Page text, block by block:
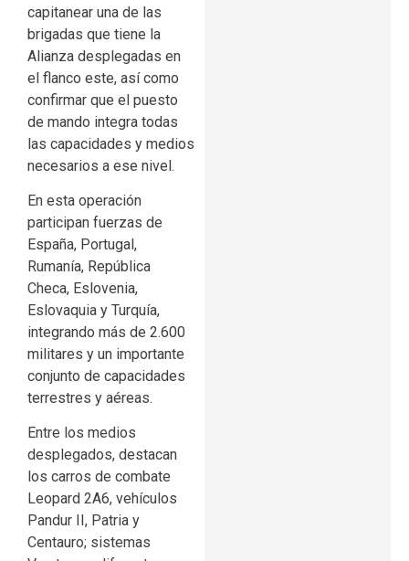
capitanear una de las
brigadas que tiene la
Alianza desplegadas en
el flanco este, así como
confirmar que el puesto
de mando integra todas
las capacidades y medios
necesarios a ese nivel.
En esta operación
participan fuerzas de
España, Portugal,
Rumanía, República
Checa, Eslovenia,
Eslovaquia y Turquía,
integrando más de 2.600
militares y un importante
conjunto de capacidades
terrestres y aéreas.
Entre los medios
desplegados, destacan
los carros de combate
Leopard 2A6, vehículos
Pandur II, Patria y
Centauro; sistemas